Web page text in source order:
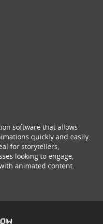
software that allows
quickly and easily.
for storytellers,
looking to engage,
animated content.